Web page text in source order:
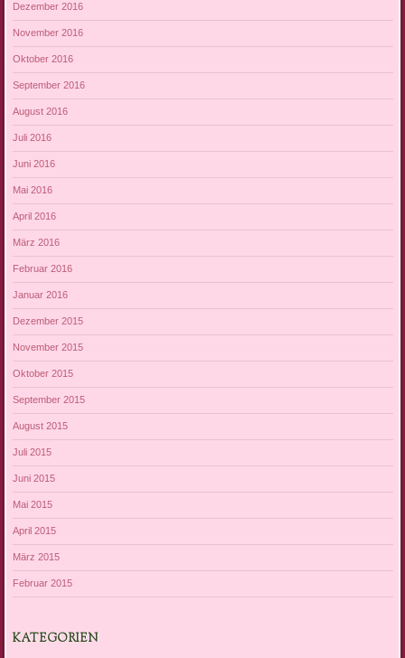
Dezember 2016
November 2016
Oktober 2016
September 2016
August 2016
Juli 2016
Juni 2016
Mai 2016
April 2016
März 2016
Februar 2016
Januar 2016
Dezember 2015
November 2015
Oktober 2015
September 2015
August 2015
Juli 2015
Juni 2015
Mai 2015
April 2015
März 2015
Februar 2015
KATEGORIEN